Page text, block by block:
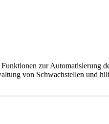
zur Automatisierung
von Schwachstellen und